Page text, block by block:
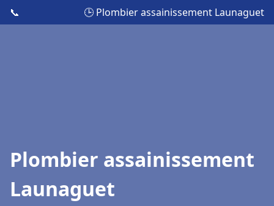
📞 🕒 Plombier assainissement Launaguet
Plombier assainissement
Launaguet